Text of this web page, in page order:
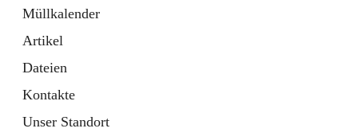
Müllkalender
Artikel
Dateien
Kontakte
Unser Standort